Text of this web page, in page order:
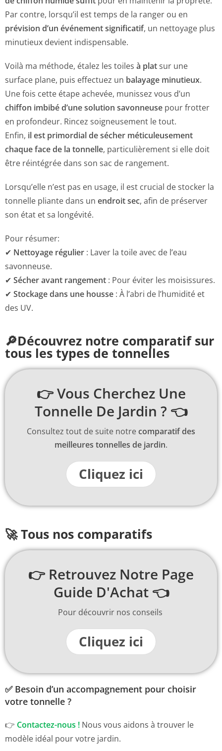
Par contre, lorsqu’il est temps de la ranger ou en
prévision d’un événement significatif, un nettoyage plus
minutieux devient indispensable.
Voilà ma méthode, étalez les toiles à platsur une
surface plane, puis effectuez un balayage minutieux.
Une fois cette étape achevée, munissez vous d’un
chiffon imbibé d’une solution savonneuse pour frotter
en profondeur. Rincez soigneusement le tout.
Enfin, il est primordial de sécher méticuleusement
chaque face de la tonnelle, particulièrement si elle doit
être réintégrée dans son sac de rangement.
Lorsqu’elle n’est pas en usage, il est crucial de stocker la
tonnelle pliante dans un endroit sec, afin de préserver
son état et sa longévité.
Pour résumer:
✔ Nettoyage régulier : Laver la toile avec de l’eau
savonneuse.
✔ Sécher avant rangement : Pour éviter les moisissures.
✔ Stockage dans une housse : À l’abri de l’humidité et
des UV.
🔎Découvrez notre comparatif sur
tous les types de tonnelles
👉 Vous Cherchez Une
Tonnelle De Jardin ? 👈
Consultez tout de suite notre comparatif des
meilleures tonnelles de jardin.
Cliquez ici
🚀 Tous nos comparatifs
👉 Retrouvez Notre Page
Guide D'Achat 👈
Pour découvrir nos conseils
Cliquez ici
✅ Besoin d’un accompagnement pour choisir
votre tonnelle ?
👉 Contactez-nous ! Nous vous aidons à trouver le
modèle idéal pour votre jardin.